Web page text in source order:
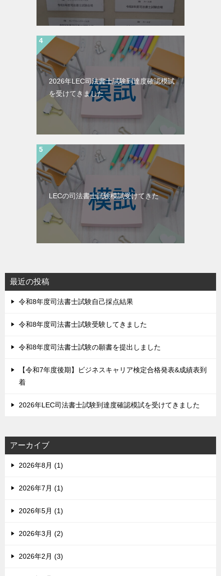
2026年LEC司法書士試験到達度確認模試
を受けてきました
LECの司法書士試験模試受けてきた
最近の投稿
令和8年度司法書士試験自己採点結果
令和8年度司法書士試験受験してきました
令和8年度司法書士試験の願書を提出しました
【令和7年度後期】ビジネスキャリア検定合格発表&成績表到
着
2026年LEC司法書士試験到達度確認模試を受けてきました
アーカイブ
2026年8月 (1)
2026年7月 (1)
2026年5月 (1)
2026年3月 (2)
2026年2月 (3)